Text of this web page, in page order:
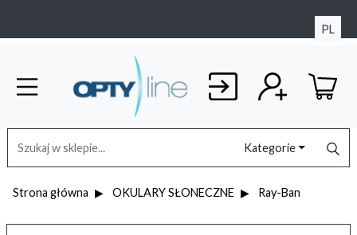
PL
Kategorie
Strona główna OKULARY SŁONECZNE Ray-Ban